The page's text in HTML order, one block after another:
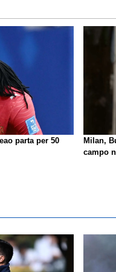
parta per 50
Milan,
campo